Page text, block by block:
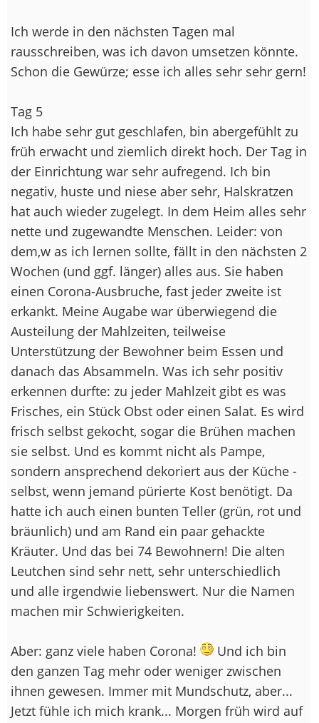
Ich werde in den nächsten Tagen mal
rausschreiben, was ich davon umsetzen könnte.
Schon die Gewürze; esse ich alles sehr sehr gern!
Tag 5
Ich habe sehr gut geschlafen, bin abergefühlt zu
früh erwacht und ziemlich direkt hoch. Der Tag in
der Einrichtung war sehr aufregend. Ich bin
negativ, huste und niese aber sehr, Halskratzen
hat auch wieder zugelegt. In dem Heim alles sehr
nette und zugewandte Menschen. Leider: von
dem,w as ich lernen sollte, fällt in den nächsten 2
Wochen (und ggf. länger) alles aus. Sie haben
einen Corona-Ausbruche, fast jeder zweite ist
erkankt. Meine Augabe war überwiegend die
Austeilung der Mahlzeiten, teilweise
Unterstützung der Bewohner beim Essen und
danach das Absammeln. Was ich sehr positiv
erkennen durfte: zu jeder Mahlzeit gibt es was
Frisches, ein Stück Obst oder einen Salat. Es wird
frisch selbst gekocht, sogar die Brühen machen
sie selbst. Und es kommt nicht als Pampe,
sondern ansprechend dekoriert aus der Küche -
selbst, wenn jemand pürierte Kost benötigt. Da
hatte ich auch einen bunten Teller (grün, rot und
bräunlich) und am Rand ein paar gehackte
Kräuter. Und das bei 74 Bewohnern! Die alten
Leutchen sind sehr nett, sehr unterschiedlich
und alle irgendwie liebenswert. Nur die Namen
machen mir Schwierigkeiten.
Aber: ganz viele haben Corona!
Und ich bin
den ganzen Tag mehr oder weniger zwischen
ihnen gewesen. Immer mit Mundschutz, aber...
Jetzt fühle ich mich krank... Morgen früh wird auf